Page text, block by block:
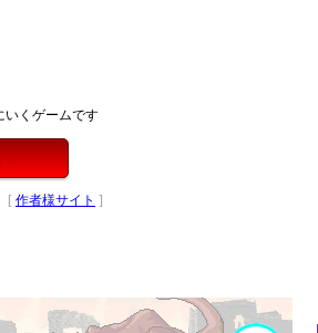
いくゲームです
[ 作者様サイト ]